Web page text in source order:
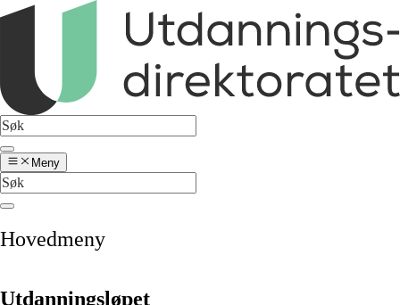
Meny
Hovedmeny
Utdanningsløpet